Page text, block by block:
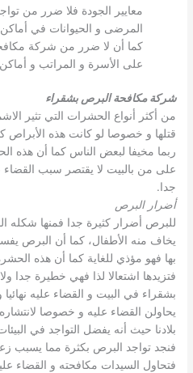
معايير الجودة فلا ضرر من
المرضى و الحيوانات في
كما أن لا ضرر من شركة
على الأسرة و المراتب و أماكن
شركة مكافحة البرص بشقراء
من أكثر أنواع الحشرات التي تثير
قتلها و خصوصا لو كانت هذه الأبراص
ربما مخيفا لبعض الناس كما أن هذه
على من بالبيت لا يقتصر سبب القضاء
جدا.
أضرار البرص
للبرص أضرار كثيرة جدا فمنها شكله
يخاف منه الأطفال، كما أن البرص
بها فهو مؤذي للغاية كما أن هذه
فتزيدها اشتعالا لذا فهي خطيرة جدا
بشقراء في البيت و القضاء عليه
يحاولن القضاء عليه و خصوصا لانتشاره
بلادنا حيث أنه يفضل التواجد في
فنجد تواجد البرص بكثرة مما يسبب
فتحاول السيدات مكافحته و القضاء